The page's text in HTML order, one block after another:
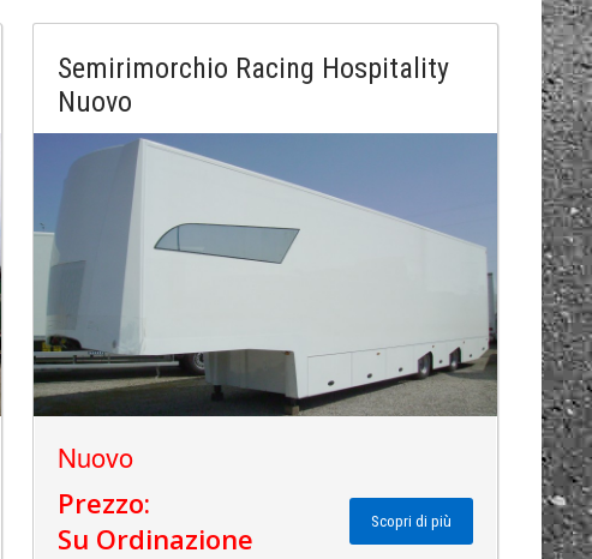
Semirimorchio Racing Hospitality
Nuovo
Nuovo
Prezzo:
Su Ordinazione
Scopri di più